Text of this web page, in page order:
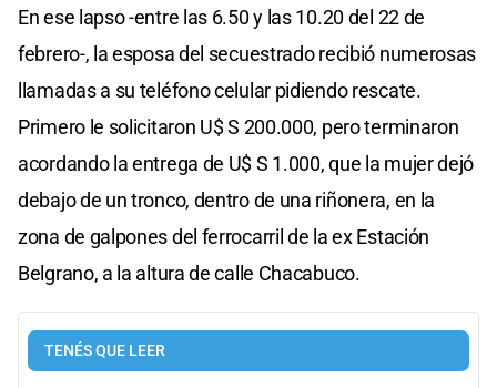
En ese lapso -entre las 6.50 y las 10.20 del 22 de
febrero-, la esposa del secuestrado recibió numerosas
llamadas a su teléfono celular pidiendo rescate.
Primero le solicitaron U$ S 200.000, pero terminaron
acordando la entrega de U$ S 1.000, que la mujer dejó
debajo de un tronco, dentro de una riñonera, en la
zona de galpones del ferrocarril de la ex Estación
Belgrano, a la altura de calle Chacabuco.
TENÉS QUE LEER